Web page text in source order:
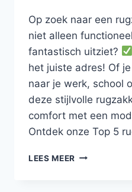
Op zoek naar een
niet alleen
fantastisch uitziet?
het juiste adres! Of
naar je werk, school
deze stijlvolle
comfort met een
Ontdek onze Top 5
LEES MEER